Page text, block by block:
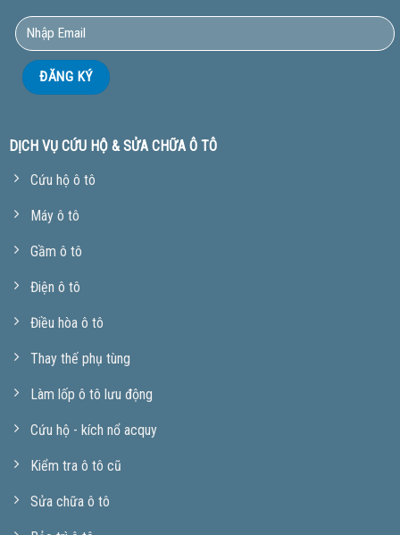
DỊCH VỤ CỨU HỘ & SỬA CHỮA Ô TÔ
Cứu hộ ô tô
Máy ô tô
Gầm ô tô
Điện ô tô
Điều hòa ô tô
Thay thế phụ tùng
Làm lốp ô tô lưu động
Cứu hộ - kích nổ acquy
Kiểm tra ô tô cũ
Sửa chữa ô tô